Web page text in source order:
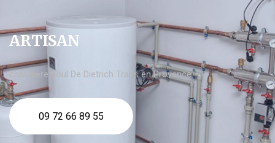
ARTISAN
chaudière fioul De Dietrich Trans en Provence
09 72 66 89 55